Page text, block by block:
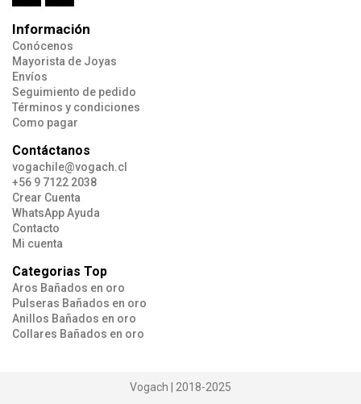
Información
Conócenos
Mayorista de Joyas
Envíos
Seguimiento de pedido
Términos y condiciones
Como pagar
Contáctanos
vogachile@vogach.cl
+56 9 7122 2038
Crear Cuenta
WhatsApp Ayuda
Contacto
Mi cuenta
Categorias Top
Aros Bañados en oro
Pulseras Bañados en oro
Anillos Bañados en oro
Collares Bañados en oro
Vogach | 2018-2025